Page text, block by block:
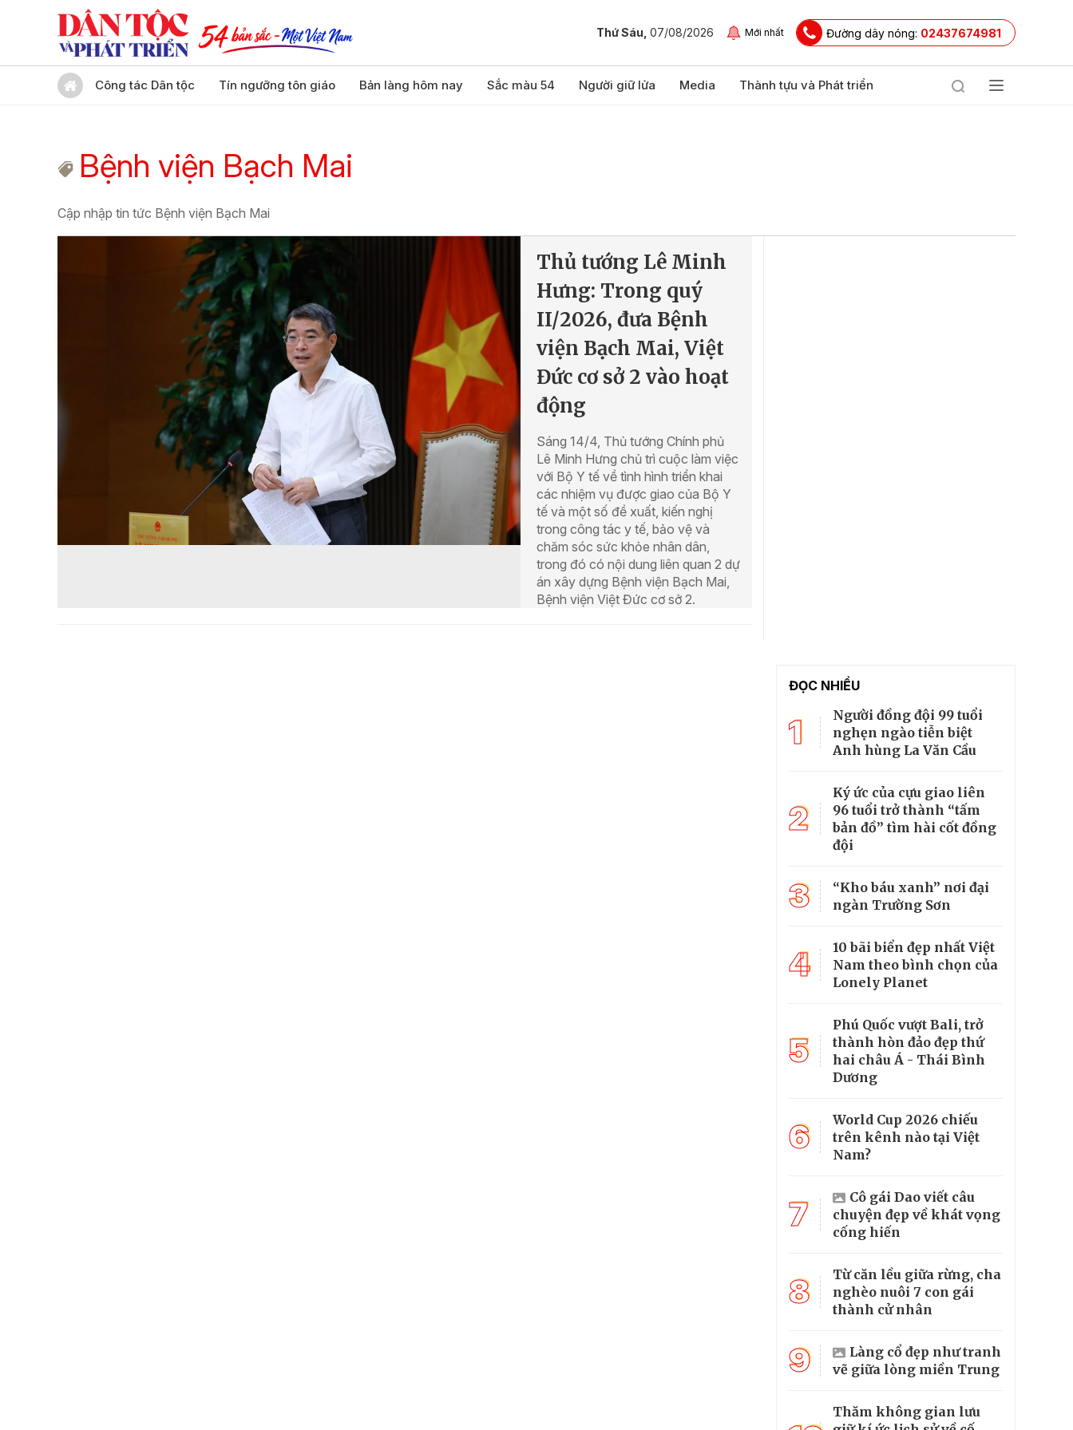
Thứ Sáu, 07/08/2026 Mới nhất Đường dây nóng: 02437674981
Công tác Dân tộc Tín ngưỡng tôn giáo Bản làng hôm nay Sắc màu 54 Người giữ lửa Media Thành tựu và Phát triển
Bệnh viện Bạch Mai
Cập nhập tin tức Bệnh viện Bạch Mai
Thủ tướng Lê Minh
Hưng: Trong quý
II/2026, đưa Bệnh
viện Bạch Mai, Việt
Đức cơ sở 2 vào hoạt
động
Sáng 14/4, Thủ tướng Chính phủ
Lê Minh Hưng chủ trì cuộc làm việc
với Bộ Y tế về tình hình triển khai
các nhiệm vụ được giao của Bộ Y
tế và một số đề xuất, kiến nghị
trong công tác y tế, bảo vệ và
chăm sóc sức khỏe nhân dân,
trong đó có nội dung liên quan 2 dự
án xây dựng Bệnh viện Bạch Mai,
Bệnh viện Việt Đức cơ sở 2.
ĐỌC NHIỀU
1
Người đồng đội 99 tuổi
nghẹn ngào tiễn biệt
Anh hùng La Văn Cầu
2
Ký ức của cựu giao liên
96 tuổi trở thành “tấm
bản đồ” tìm hài cốt đồng
đội
3
“Kho báu xanh” nơi đại
ngàn Trường Sơn
4
10 bãi biển đẹp nhất Việt
Nam theo bình chọn của
Lonely Planet
5
Phú Quốc vượt Bali, trở
thành hòn đảo đẹp thứ
hai châu Á - Thái Bình
Dương
6
World Cup 2026 chiếu
trên kênh nào tại Việt
Nam?
7
Cô gái Dao viết câu
chuyện đẹp về khát vọng
cống hiến
8
Từ căn lều giữa rừng, cha
nghèo nuôi 7 con gái
thành cử nhân
9
Làng cổ đẹp như tranh
vẽ giữa lòng miền Trung
Thăm không gian lưu